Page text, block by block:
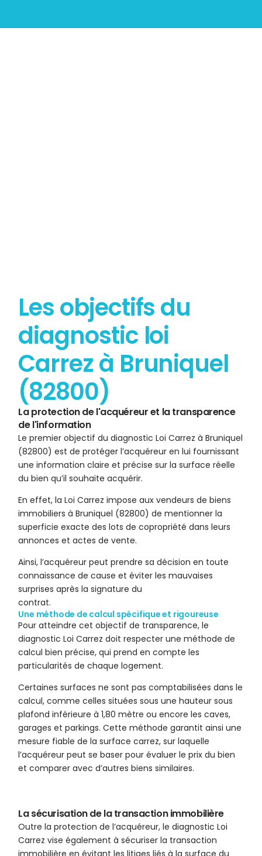
Les objectifs du
diagnostic loi
Carrez à Bruniquel
(82800)
La protection de l'acquéreur et la transparence
de l'information
Le premier objectif du diagnostic Loi Carrez à Bruniquel
(82800) est de protéger l’acquéreur en lui fournissant
une information claire et précise sur la surface réelle
du bien qu’il souhaite acquérir.
En effet, la Loi Carrez impose aux vendeurs de biens
immobiliers à Bruniquel (82800) de mentionner la
superficie exacte des lots de copropriété dans leurs
annonces et actes de vente.
Ainsi, l’acquéreur peut prendre sa décision en toute
connaissance de cause et éviter les mauvaises
surprises après la signature du
contrat.
Une méthode de calcul spécifique et rigoureuse
Pour atteindre cet objectif de transparence, le
diagnostic Loi Carrez doit respecter une méthode de
calcul bien précise, qui prend en compte les
particularités de chaque logement.
Certaines surfaces ne sont pas comptabilisées dans le
calcul, comme celles situées sous une hauteur sous
plafond inférieure à 1,80 mètre ou encore les caves,
garages et parkings. Cette méthode garantit ainsi une
mesure fiable de la surface carrez, sur laquelle
l’acquéreur peut se baser pour évaluer le prix du bien
et comparer avec d’autres biens similaires.
La sécurisation de la transaction immobilière
Outre la protection de l’acquéreur, le diagnostic Loi
Carrez vise également à sécuriser la transaction